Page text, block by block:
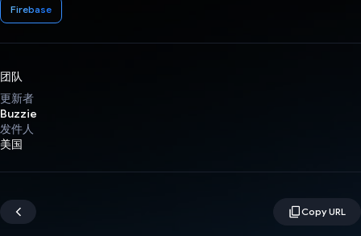
Firebase
团队
更新者
Buzzie
发件人
美国